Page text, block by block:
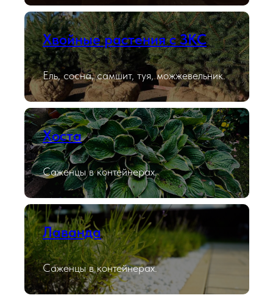
Хвойные растения с ЗКС
Ель, сосна, самшит, туя, можжевельник.
Хоста
Саженцы в контейнерах.
Лаванда
Саженцы в контейнерах.